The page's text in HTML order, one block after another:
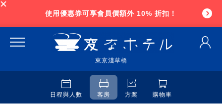
使用優惠券可享會員價額外 10% 折扣！
東京淺草橋
日程與人數 客房 方案 購物車